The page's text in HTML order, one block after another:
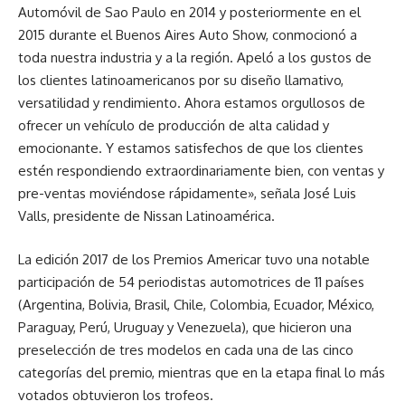
Automóvil de Sao Paulo en 2014 y posteriormente en el
2015 durante el Buenos Aires Auto Show, conmocionó a
toda nuestra industria y a la región. Apeló a los gustos de
los clientes latinoamericanos por su diseño llamativo,
versatilidad y rendimiento. Ahora estamos orgullosos de
ofrecer un vehículo de producción de alta calidad y
emocionante. Y estamos satisfechos de que los clientes
estén respondiendo extraordinariamente bien, con ventas y
pre-ventas moviéndose rápidamente», señala José Luis
Valls, presidente de Nissan Latinoamérica.
La edición 2017 de los Premios Americar tuvo una notable
participación de 54 periodistas automotrices de 11 países
(Argentina, Bolivia, Brasil, Chile, Colombia, Ecuador, México,
Paraguay, Perú, Uruguay y Venezuela), que hicieron una
preselección de tres modelos en cada una de las cinco
categorías del premio, mientras que en la etapa final lo más
votados obtuvieron los trofeos.